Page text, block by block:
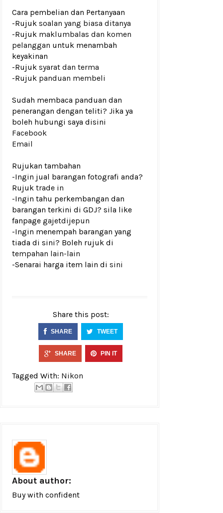
Cara pembelian dan Pertanyaan
-Rujuk soalan yang biasa ditanya
-Rujuk maklumbalas dan komen
pelanggan untuk menambah
keyakinan
-Rujuk syarat dan terma
-Rujuk panduan membeli
Sudah membaca panduan dan
penerangan dengan teliti? Jika ya
boleh hubungi saya disini
Facebook
Email
Rujukan tambahan
-Ingin jual barangan fotografi anda?
Rujuk trade in
-Ingin tahu perkembangan dan
barangan terkini di GDJ? sila like
fanpage gajetdijepun
-Ingin menempah barangan yang
tiada di sini? Boleh rujuk di
tempahan lain-lain
-Senarai harga item lain di sini
Share this post:
SHARE TWEET
SHARE PIN IT
Tagged With: Nikon
About author:
Buy with confident